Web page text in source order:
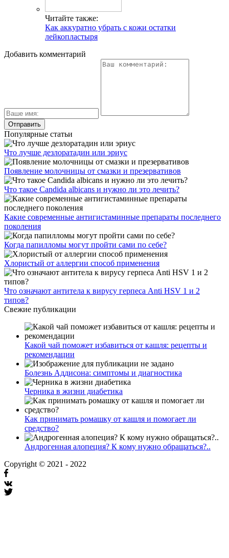
Читайте также:
Как аккуратно убрать с кожи остатки
лейкопластыря
Добавить комментарий
Популярные статьи
Что лучше дезлоратадин или эриус
Появление молочницы от смазки и презервативов
Что такое Candida albicans и нужно ли это лечить?
Какие современные антигистаминные препараты последнего
поколения
Когда папилломы могут пройти сами по себе?
Хлористый от аллергии способ применения
Что означают антитела к вирусу герпеса Anti HSV 1 и 2
типов?
Свежие публикации
Какой чай поможет избавиться от кашля: рецепты и
рекомендации
Болезнь Аддисона: симптомы и диагностика
Черника в жизни диабетика
Как принимать ромашку от кашля и помогает ли
средство?
Андрогенная алопеция? К кому нужно обращаться?..
Copyright © 2021 - 2022